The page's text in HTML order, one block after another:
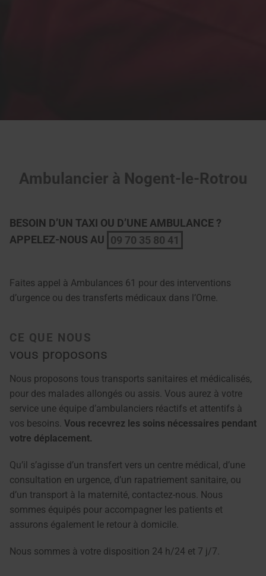
Ambulancier à Nogent-le-Rotrou
BESOIN D’UN TAXI OU D’UNE AMBULANCE ?
APPELEZ-NOUS AU 09 70 35 80 41
Faites appel à Ambulances 61 pour des interventions
d’urgence ou des transferts médicaux dans l’Orne.
CE QUE NOUS
vous proposons
Nous proposons tous transports sanitaires et médicalisés,
pour des malades allongés ou assis. Vous aurez à votre
service une équipe d’ambulanciers réactifs et attentifs à
vos besoins. Vous recevrez les soins nécessaires pendant
votre déplacement.
Qu’il s’agisse d’un transfert vers un centre médical, d’une
consultation en urgence, d’un rapatriement sanitaire, ou
d’un transport à la maternité, contactez-nous. Nous
sommes équipés pour accompagner les patients et
assurons également le retour à domicile.
Nous sommes à votre disposition 24 h/24 et 7 j/7.